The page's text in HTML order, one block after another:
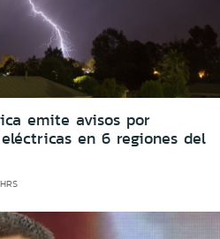
emite avisos por
en 6 regiones del